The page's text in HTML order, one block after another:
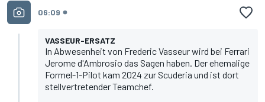
06:09
VASSEUR-ERSATZ
In Abwesenheit von Frederic Vasseurwird bei Ferrari
Jerome d'Ambrosio das Sagen haben. Der ehemalige
Formel-1-Pilot kam 2024 zur Scuderia und ist dort
stellvertretender Teamchef.